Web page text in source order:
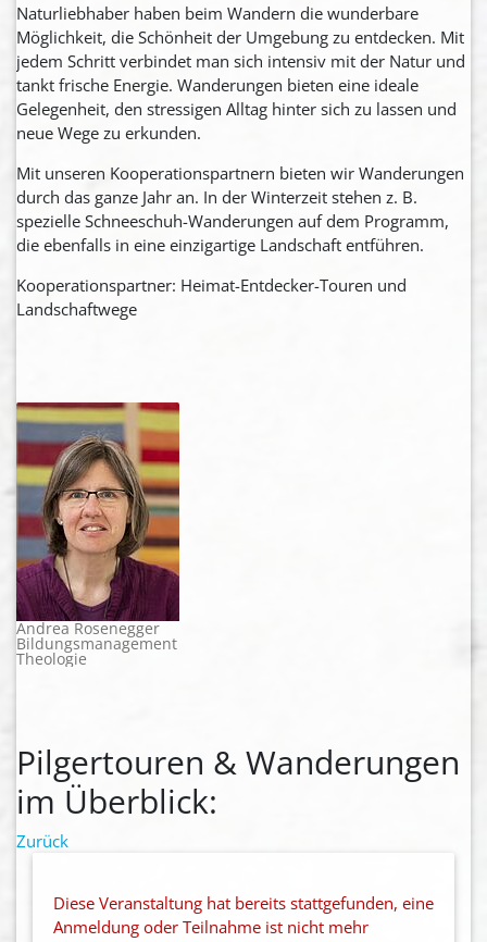
Naturliebhaber haben beim Wandern die wunderbare
Möglichkeit, die Schönheit der Umgebung zu entdecken. Mit
jedem Schritt verbindet man sich intensiv mit der Natur und
tankt frische Energie. Wanderungen bieten eine ideale
Gelegenheit, den stressigen Alltag hinter sich zu lassen und
neue Wege zu erkunden.
Mit unseren Kooperationspartnern bieten wir Wanderungen
durch das ganze Jahr an. In der Winterzeit stehen z. B.
spezielle Schneeschuh-Wanderungen auf dem Programm,
die ebenfalls in eine einzigartige Landschaft entführen.
Kooperationspartner: Heimat-Entdecker-Touren und
Landschaftwege
Andrea Rosenegger
Bildungsmanagement
Theologie
Pilgertouren & Wanderungen
im Überblick:
Zurück
Diese Veranstaltung hat bereits stattgefunden, eine
Anmeldung oder Teilnahme ist nicht mehr